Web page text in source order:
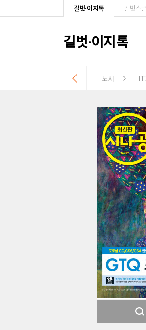
길벗·이지톡 길벗스쿨
길벗·이지톡
도서 IT